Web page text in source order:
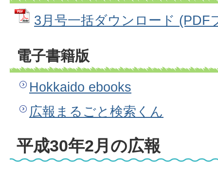
3月号一括ダウンロード (PDF
電子書籍版
Hokkaido ebooks
広報まるごと検索くん
平成30年2月の広報